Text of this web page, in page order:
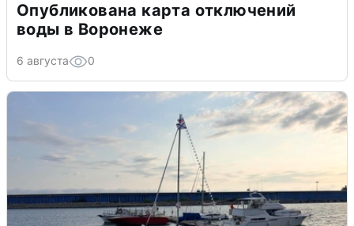
Опубликована карта отключений
воды в Воронеже
6 августа 0